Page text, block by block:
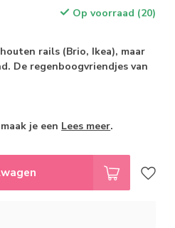
Op voorraad (20)
rails (Brio, Ikea), maar
De regenboogvriendjes van
je een Lees meer.